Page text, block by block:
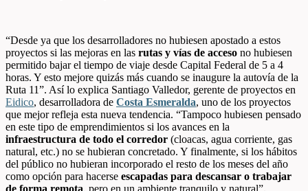
“Desde ya que los desarrolladores no hubiesen apostado a estos
proyectos si las mejoras en las rutas y vías de acceso no hubiesen
permitido bajar el tiempo de viaje desde Capital Federal de 5 a 4
horas. Y esto mejore quizás más cuando se inaugure la autovía de la
Ruta 11”. Así lo explica Santiago Valledor, gerente de proyectos en
Eidico, desarrolladora de Costa Esmeralda, uno de los proyectos
que mejor refleja esta nueva tendencia. “Tampoco hubiesen pensado
en este tipo de emprendimientos si los avances en la
infraestructura de todo el corredor (cloacas, agua corriente, gas
natural, etc.) no se hubieran concretado. Y finalmente, si los hábitos
del público no hubieran incorporado el resto de los meses del año
como opción para hacerse escapadas para descansar o trabajar
de forma remota, pero en un ambiente tranquilo y natural”.